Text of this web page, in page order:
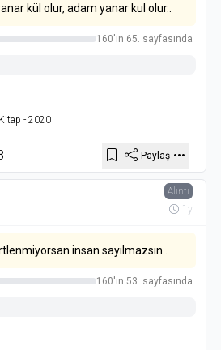
kül olur, adam yanar kul olur..
160'ın 65. sayfasında
- 2020
Paylaş
Alıntı
1y
insan sayılmazsın..
160'ın 53. sayfasında